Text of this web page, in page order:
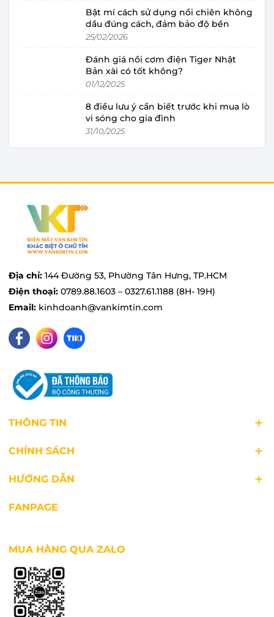
Bật mí cách sử dụng nồi chiên không
dầu đúng cách, đảm bảo độ bền
25/02/2026
Đánh giá nồi cơm điện Tiger Nhật
Bản xài có tốt không?
01/12/2025
8 điều lưu ý cần biết trước khi mua lò
vi sóng cho gia đình
31/10/2025
Địa chỉ: 144 Đường 53, Phường Tân Hưng, TP.HCM
Điện thoại: 0789.88.1603 – 0327.61.1188 (8H- 19H)
Email: kinhdoanh@vankimtin.com
THÔNG TIN
CHÍNH SÁCH
HƯỚNG DẪN
FANPAGE
MUA HÀNG QUA ZALO